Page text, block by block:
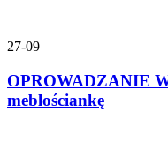
27-09
OPROWADZANIE
meblościankę